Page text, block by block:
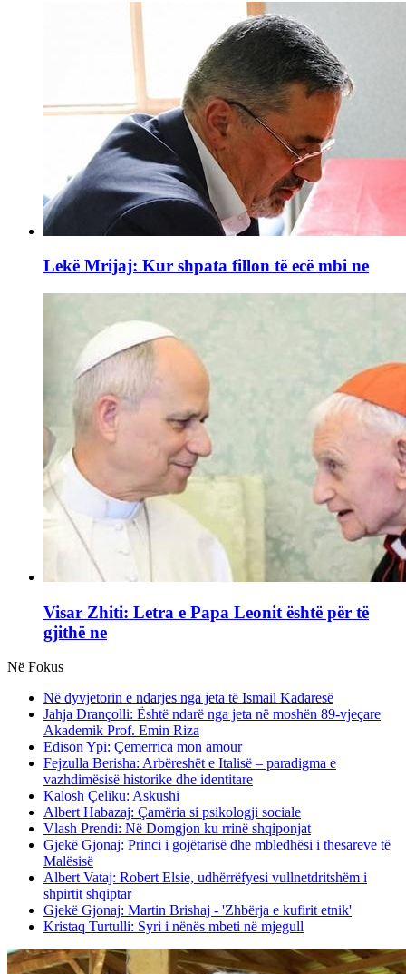
Lekë Mrijaj: Kur shpata fillon të ecë mbi ne
Visar Zhiti: Letra e Papa Leonit është për të
gjithë ne
Në Fokus
Në dyvjetorin e ndarjes nga jeta të Ismail Kadaresë
Jahja Drançolli: Është ndarë nga jeta në moshën 89-vjeçare
Akademik Prof. Emin Riza
Edison Ypi: Çemerrica mon amour
Fejzulla Berisha: Arbëreshët e Italisë – paradigma e
vazhdimësisë historike dhe identitare
Kalosh Çeliku: Askushi
Albert Habazaj: Çamëria si psikologji sociale
Vlash Prendi: Në Domgjon ku rrinë shqiponjat
Gjekë Gjonaj: Princi i gojëtarisë dhe mbledhësi i thesareve të
Malësisë
Albert Vataj: Robert Elsie, udhërrëfyesi vullnetdritshëm i
shpirtit shqiptar
Gjekë Gjonaj: Martin Brishaj - 'Zhbërja e kufirit etnik'
Kristaq Turtulli: Syri i nënës mbeti në mjegull